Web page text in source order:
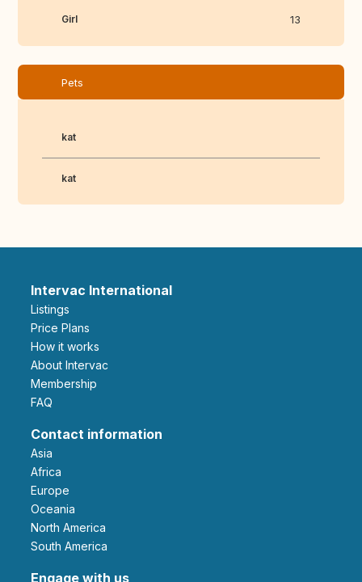
Girl 13
Pets
kat
kat
Intervac International
Listings
Price Plans
How it works
About Intervac
Membership
FAQ
Contact information
Asia
Africa
Europe
Oceania
North America
South America
Engage with us